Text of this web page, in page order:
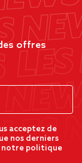
offres
acceptez de
nos derniers
notre politique